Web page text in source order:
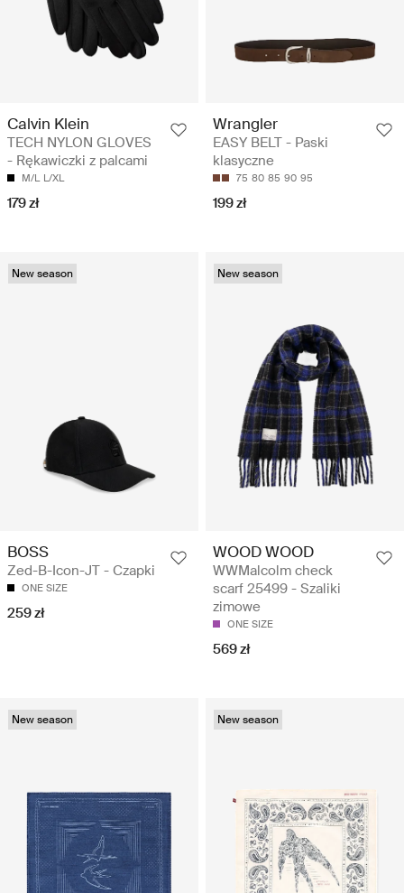
Calvin Klein
TECH NYLON GLOVES
- Rękawiczki z palcami
M/L L/XL
179 zł
Wrangler
EASY BELT - Paski
klasyczne
75 80 85 90 95
199 zł
New season
BOSS
Zed-B-Icon-JT - Czapki
ONE SIZE
259 zł
New season
WOOD WOOD
WWMalcolm check
scarf 25499 - Szaliki
zimowe
ONE SIZE
569 zł
New season New season